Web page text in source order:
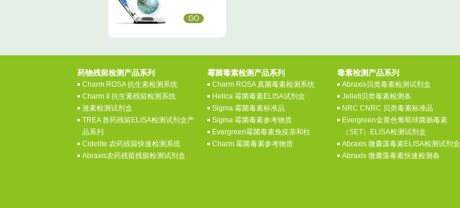
GO
药物残留检测产品系列
Charm ROSA 抗生素检测系统
Charm II 抗生素残留检测系统
激素检测试剂盒
TREA 兽药残留ELISA检测试剂盒产
品系列
Cidelite 农药残留快速检测系统
Abraxis农药残留残留检测试剂盒
霉菌毒素检测产品系列
Charm ROSA 真菌毒素检测系统
Helica 霉菌毒素ELISA试剂盒
Sigma 霉菌毒素标准品
Sigma 霉菌毒素参考物质
Evergreen霉菌毒素免疫亲和柱
Charm 霉菌毒素参考物质
毒素检测产品系列
Abraxis贝类毒素检测试剂盒
Jellett贝类毒素检测条
NRC CNRC 贝类毒素标准品
Evergreen金黄色葡萄球菌肠毒素
（SET）ELISA检测试剂盒
Abraxis 微囊藻毒素ELISA检测试剂盒
Abraxis 微囊藻毒素快速检测条